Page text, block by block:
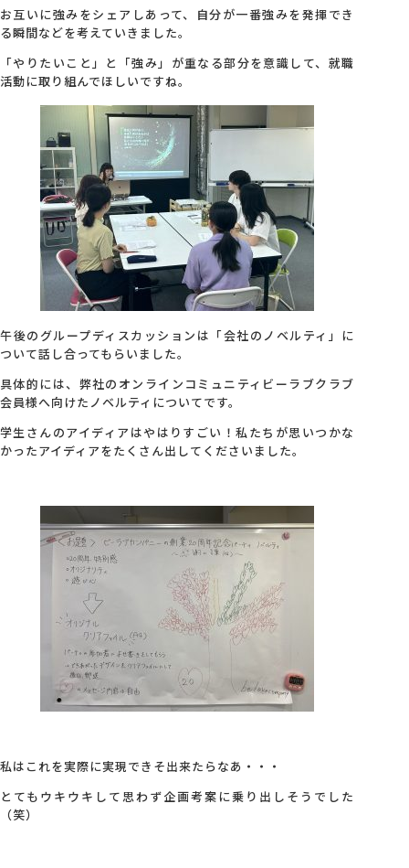
お互いに強みをシェアしあって、自分が一番強みを発揮でき
る瞬間などを考えていきました。
「やりたいこと」と「強み」が重なる部分を意識して、就職
活動に取り組んでほしいですね。
午後のグループディスカッションは「会社のノベルティ」に
ついて話し合ってもらいました。
具体的には、弊社のオンラインコミュニティビーラブクラブ
会員様へ向けたノベルティについてです。
学生さんのアイディアはやはりすごい！私たちが思いつかな
かったアイディアをたくさん出してくださいました。
私はこれを実際に実現できそ出来たらなあ・・・
とてもウキウキして思わず企画考案に乗り出しそうでした
（笑）